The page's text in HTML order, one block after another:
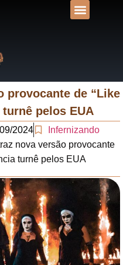
provocante de “Like
pelos EUA
2024
Infernizando
nova versão provocante
turnê pelos EUA